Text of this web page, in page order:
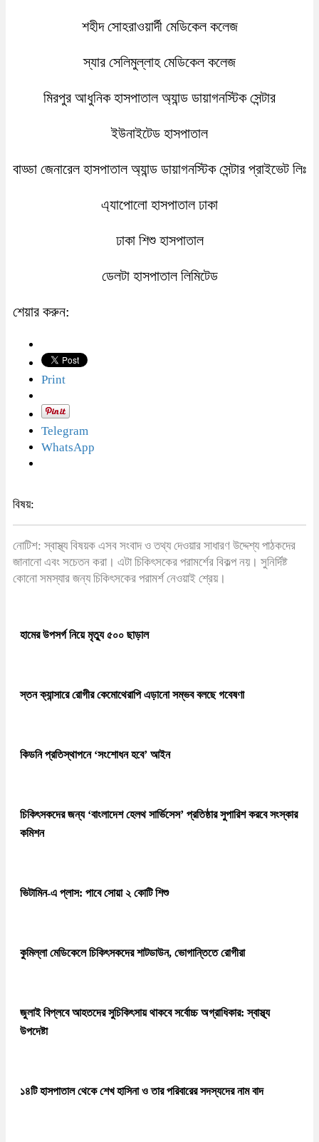
শহীদ সোহরাওয়ার্দী মেডিকেল কলেজ
স্যার সেলিমুল্লাহ মেডিকেল কলেজ
মিরপুর আধুনিক হাসপাতাল অ্যান্ড ডায়াগনস্টিক সেন্টার
ইউনাইটেড হাসপাতাল
বাড্ডা জেনারেল হাসপাতাল অ্যান্ড ডায়াগনস্টিক সেন্টার প্রাইভেট লিঃ
এ্যাপোলো হাসপাতাল ঢাকা
ঢাকা শিশু হাসপাতাল
ডেলটা হাসপাতাল লিমিটেড
শেয়ার করুন:
Print
Telegram
WhatsApp
বিষয়:
নোটিশ: স্বাস্থ্য বিষয়ক এসব সংবাদ ও তথ্য দেওয়ার সাধারণ উদ্দেশ্য পাঠকদের
জানানো এবং সচেতন করা। এটা চিকিৎসকের পরামর্শের বিকল্প নয়। সুনির্দিষ্ট
কোনো সমস্যার জন্য চিকিৎসকের পরামর্শ নেওয়াই শ্রেয়।
হামের উপসর্গ নিয়ে মৃত্যু ৫০০ ছাড়াল
স্তন ক্যান্সারে রোগীর কেমোথেরাপি এড়ানো সম্ভব বলছে গবেষণা
কিডনি প্রতিস্থাপনে ‘সংশোধন হবে’ আইন
চিকিৎসকদের জন্য ‘বাংলাদেশ হেলথ সার্ভিসেস’ প্রতিষ্ঠার সুপারিশ করবে সংস্কার
কমিশন
ভিটামিন-এ প্লাস: পাবে সোয়া ২ কোটি শিশু
কুমিল্লা মেডিকেলে চিকিৎসকদের শাটডাউন, ভোগান্তিতে রোগীরা
জুলাই বিপ্লবে আহতদের সুচিকিৎসায় থাকবে সর্বোচ্চ অগ্রাধিকার: স্বাস্থ্য
উপদেষ্টা
১৪টি হাসপাতাল থেকে শেখ হাসিনা ও তার পরিবারের সদস্যদের নাম বাদ